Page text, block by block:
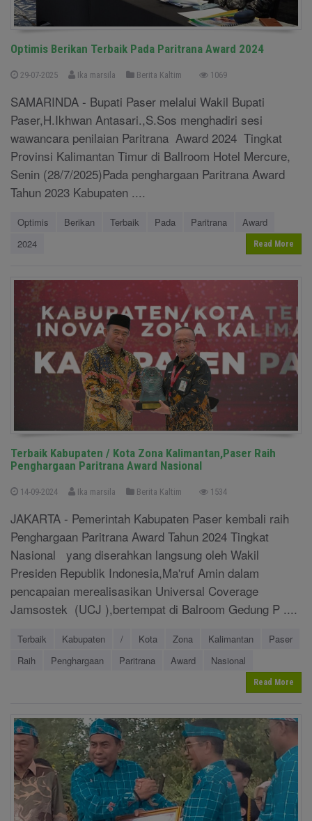
Optimis Berikan Terbaik Pada Paritrana Award 2024
29-07-2025 Ika marsila Berita Kaltim 1069
SAMARINDA - Bupati Paser melalui Wakil Bupati
Paser,H.Ikhwan Antasari.,S.Sos menghadiri sesi
wawancara penilaian Paritrana Award 2024 Tingkat
Provinsi Kalimantan Timur di Ballroom Hotel Mercure,
Senin (28/7/2025)Pada penghargaan Paritrana Award
Tahun 2023 Kabupaten ....
Optimis Berikan Terbaik Pada Paritrana
Award
2024
Read More
Terbaik Kabupaten / Kota Zona Kalimantan,Paser Raih
Penghargaan Paritrana Award Nasional
14-09-2024 Ika marsila Berita Kaltim 1534
JAKARTA - Pemerintah Kabupaten Paser kembali raih
Penghargaan Paritrana Award Tahun 2024 Tingkat
Nasional yang diserahkan langsung oleh Wakil
Presiden Republik Indonesia,Ma'ruf Amin dalam
pencapaian merealisasikan Universal Coverage
Jamsostek (UCJ ),bertempat di Balroom Gedung P ....
Terbaik Kabupaten / Kota Zona Kalimantan
Paser
Raih
Penghargaan Paritrana Award Nasional
Read More